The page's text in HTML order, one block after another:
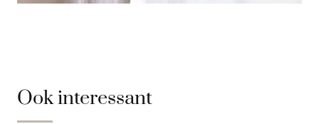
Ook interessant